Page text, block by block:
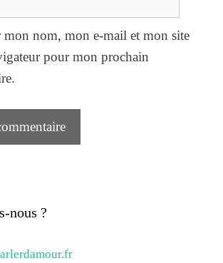
mon nom, mon e-mail et mon site
pour mon prochain
nous ?